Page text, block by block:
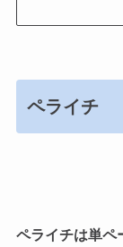
ペライチ
ペライチは単ペ